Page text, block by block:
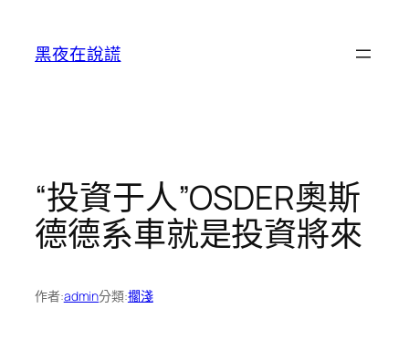
黑夜在說謊
“投資于人”OSDER奧斯
德德系車就是投資將來
作者:admin分類:擱淺